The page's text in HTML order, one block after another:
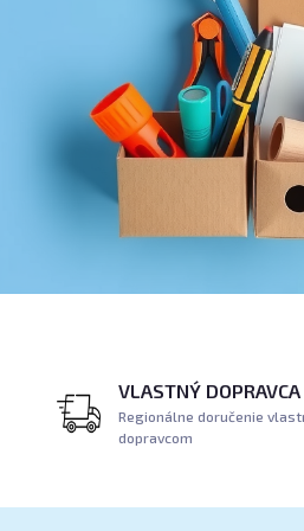
VLASTNÝ DOPRAVCA
Regionálne doručenie
dopravcom